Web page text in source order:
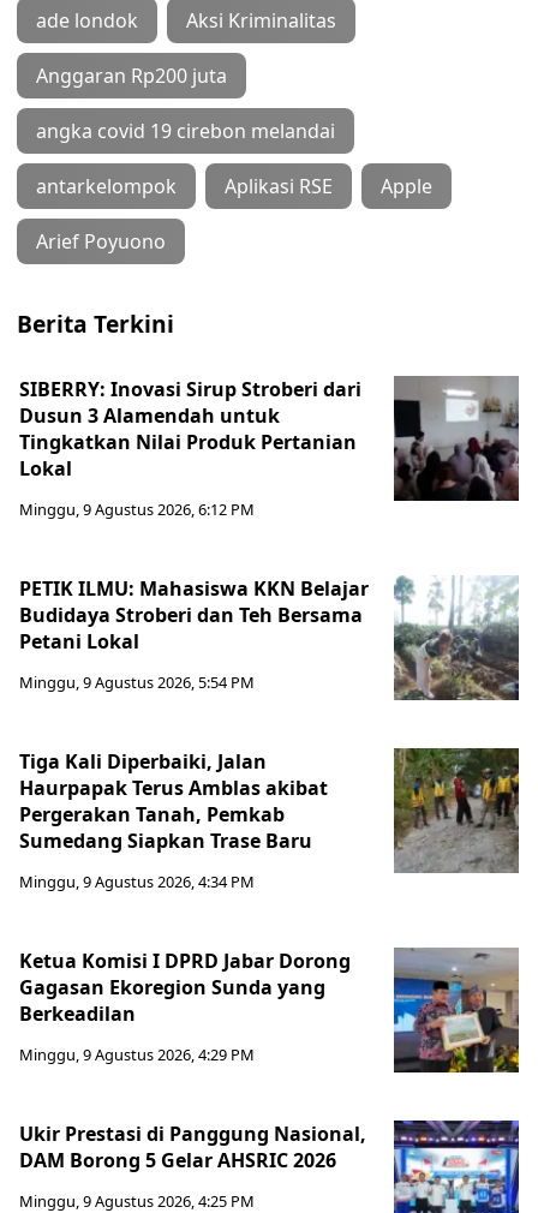
ade londok Aksi Kriminalitas
Anggaran Rp200 juta
angka covid 19 cirebon melandai
antarkelompok Aplikasi RSE Apple
Arief Poyuono
Berita Terkini
SIBERRY: Inovasi Sirup Stroberi dari
Dusun 3 Alamendah untuk
Tingkatkan Nilai Produk Pertanian
Lokal
Minggu, 9 Agustus 2026, 6:12 PM
PETIK ILMU: Mahasiswa KKN Belajar
Budidaya Stroberi dan Teh Bersama
Petani Lokal
Minggu, 9 Agustus 2026, 5:54 PM
Tiga Kali Diperbaiki, Jalan
Haurpapak Terus Amblas akibat
Pergerakan Tanah, Pemkab
Sumedang Siapkan Trase Baru
Minggu, 9 Agustus 2026, 4:34 PM
Ketua Komisi I DPRD Jabar Dorong
Gagasan Ekoregion Sunda yang
Berkeadilan
Minggu, 9 Agustus 2026, 4:29 PM
Ukir Prestasi di Panggung Nasional,
DAM Borong 5 Gelar AHSRIC 2026
Minggu, 9 Agustus 2026, 4:25 PM